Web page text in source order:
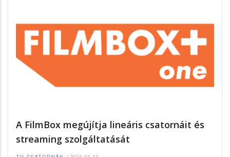
A FilmBox megújítja lineáris csatornáit és
streaming szolgáltatását